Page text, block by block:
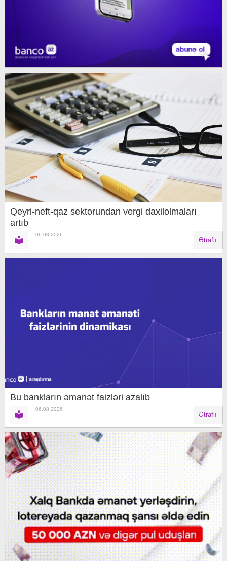
Qeyri-neft-qaz sektorundan vergi daxilolmaları
artıb
06.08.2026
Ətraflı
Bu bankların əmanət faizləri azalıb
06.08.2026
Ətraflı